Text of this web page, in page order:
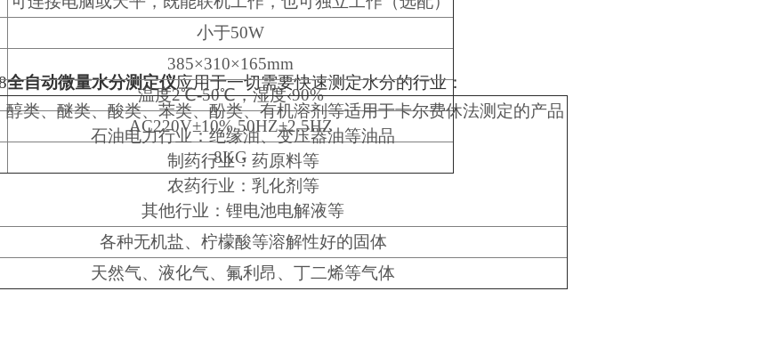
小于50W
385×310×165mm
温度2℃-50℃，湿度‹90%
AC220V±10% 50HZ±2.5HZ
8KG
全自动微量水分测定仪应用于一切需要快速测定水分的行业：
醇类、醚类、酸类、苯类、酚类、有机溶剂等适用于卡尔费休法测定的产品
石油电力行业：绝缘油、变压器油等油品
制药行业：药原料等
农药行业：乳化剂等
其他行业：锂电池电解液等
各种无机盐、柠檬酸等溶解性好的固体
天然气、液化气、氟利昂、丁二烯等气体